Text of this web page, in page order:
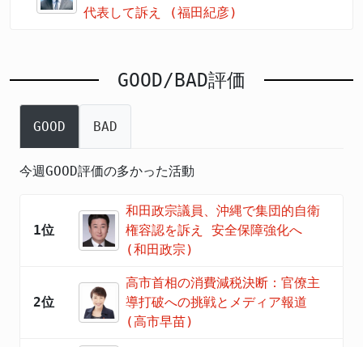
代表して訴え (福田紀彦)
GOOD/BAD評価
GOOD BAD
今週GOOD評価の多かった活動
1位
和田政宗議員、沖縄で集団的自衛
権容認を訴え 安全保障強化へ
(和田政宗)
2位
高市首相の消費減税決断：官僚主
導打破への挑戦とメディア報道
(高市早苗)